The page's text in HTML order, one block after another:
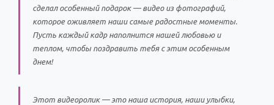
сделал особенный подарок — видео из фотографий,
которое оживляет наши самые радостные моменты.
Пусть каждый кадр наполнится нашей любовью и
теплом, чтобы поздравить тебя с этим особенным
днем!
Этот видеоролик — это наша история, наши улыбки,